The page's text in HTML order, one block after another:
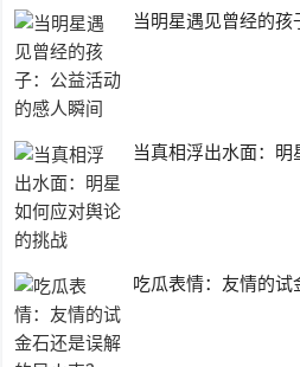
当明星遇见曾经的孩
当真相浮出水面：
吃瓜表情：友情的试